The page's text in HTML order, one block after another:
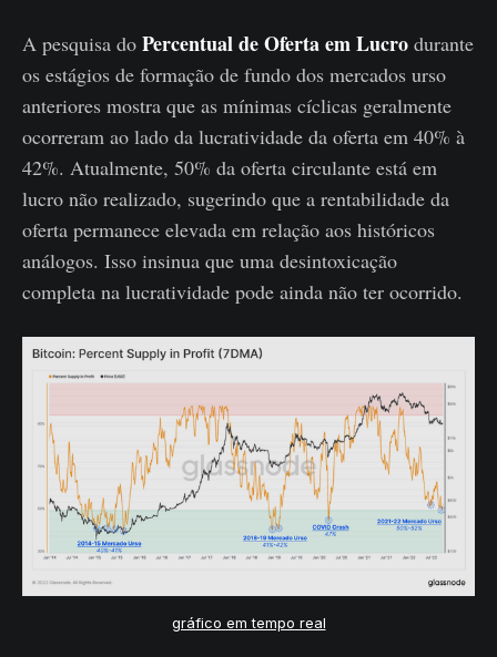
A pesquisa do Percentual de Oferta em Lucro durante
os estágios de formação de fundo dos mercados urso
anteriores mostra que as mínimas cíclicas geralmente
ocorreram ao lado da lucratividade da oferta em 40% à
42%. Atualmente, 50% da oferta circulante está em
lucro não realizado, sugerindo que a rentabilidade da
oferta permanece elevada em relação aos históricos
análogos. Isso insinua que uma desintoxicação
completa na lucratividade pode ainda não ter ocorrido.
gráfico em tempo real